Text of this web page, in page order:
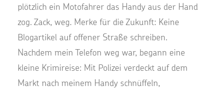
plötzlich ein Motofahrer das Handy aus der Hand
zog. Zack, weg. Merke für die Zukunft: Keine
Blogartikel auf offener Straße schreiben.
Nachdem mein Telefon weg war, begann eine
kleine Krimireise: Mit Polizei verdeckt auf dem
Markt nach meinem Handy schnüffeln,